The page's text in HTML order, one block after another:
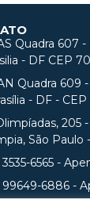
Quadra 607
- DF CEP
Quadra 609
- DF -
205
São Paulo
3535-6565 -
99649-6886 -